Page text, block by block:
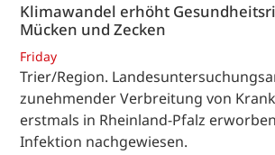
Klimawandel erhöht
Mücken und Zecken
Friday
Trier/Region.
zunehmender Verbreitung von
erstmals in Rheinland-Pfalz
Infektion nachgewiesen.